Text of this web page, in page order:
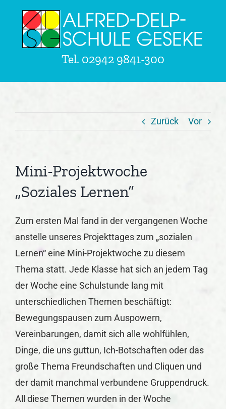
springen
Tel. 02942 9841-300
Zurück Vor
Mini-Projektwoche
„Soziales Lernen“
Zum ersten Mal fand in der vergangenen Woche
anstelle unseres Projekttages zum „sozialen
Lernen“ eine Mini-Projektwoche zu diesem
Thema statt. Jede Klasse hat sich an jedem Tag
der Woche eine Schulstunde lang mit
unterschiedlichen Themen beschäftigt:
Bewegungspausen zum Auspowern,
Vereinbarungen, damit sich alle wohlfühlen,
Dinge, die uns guttun, Ich-Botschaften oder das
große Thema Freundschaften und Cliquen und
der damit manchmal verbundene Gruppendruck.
All diese Themen wurden in der Woche